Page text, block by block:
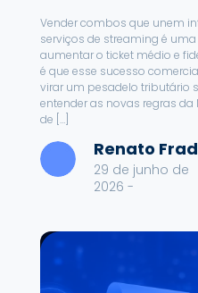
Vender combos que unem
serviços de streaming é
aumentar o ticket médio e
é que esse sucesso
virar um pesadelo tributário
entender as novas regras da
de […]
Renato
29 de junho de
2026 -